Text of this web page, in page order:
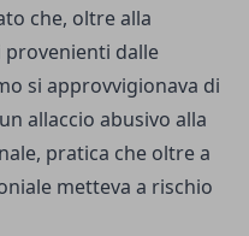
che, oltre alla
dalle
si approvvigionava di
allaccio abusivo alla
pratica che oltre a
metteva a rischio